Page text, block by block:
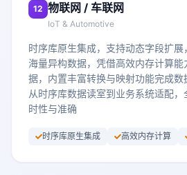
12 物联网 / 车联网
IoT & Automotive
时序库原生集成，支持动态字段扩
海量异构数据，凭借高效内存计算
据，内置丰富转换与映射功能完成数
从时序库数据读室到业务系统适配
时性与准确
时序库原生集成 高效内存计算